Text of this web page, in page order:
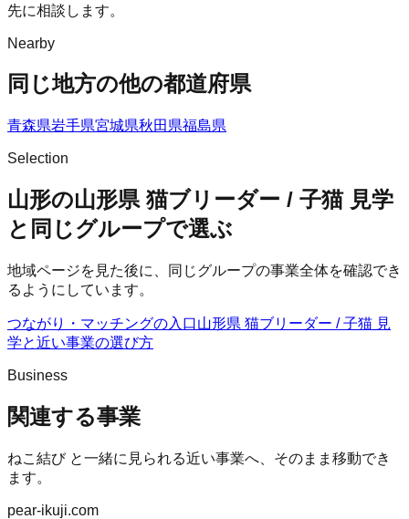
先に相談します。
Nearby
同じ地方の他の都道府県
青森県岩手県宮城県秋田県福島県
Selection
山形の山形県 猫ブリーダー / 子猫 見学
と同じグループで選ぶ
地域ページを見た後に、同じグループの事業全体を確認でき
るようにしています。
つながり・マッチングの入口山形県 猫ブリーダー / 子猫 見
学と近い事業の選び方
Business
関連する事業
ねこ結びと一緒に見られる近い事業へ、そのまま移動でき
ます。
pear-ikuji.com